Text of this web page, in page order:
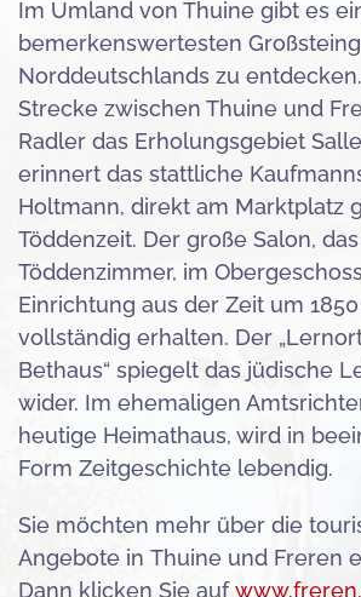
Im Umland von Thuine gibt es
bemerkenswertesten
Norddeutschlands zu
Strecke zwischen Thuine und
Radler das Erholungsgebiet
erinnert das stattliche
Holtmann, direkt am Marktplatz
Töddenzeit. Der große Salon,
Töddenzimmer, im
Einrichtung aus der Zeit um
vollständig erhalten. Der
Bethaus“ spiegelt das jüdische
wider. Im ehemaligen
heutige Heimathaus, wird in
Form Zeitgeschichte lebendig.
Sie möchten mehr über die
Angebote in Thuine und Freren
Dann klicken Sie auf